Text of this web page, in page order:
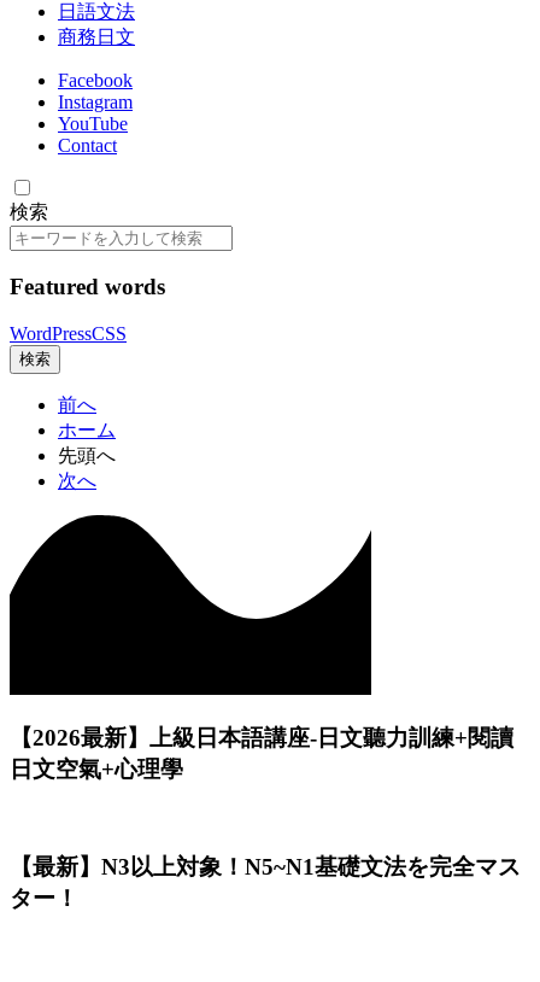
日語文法
商務日文
Facebook
Instagram
YouTube
Contact
検索
検
Featured words
WordPressCSS
検索
前へ
ホーム
先頭へ
次へ
【2026最新】上級日本語講座-日文聽力訓練+閱讀
日文空氣+心理學
【最新】N3以上対象！N5~N1基礎文法を完全マス
ター！